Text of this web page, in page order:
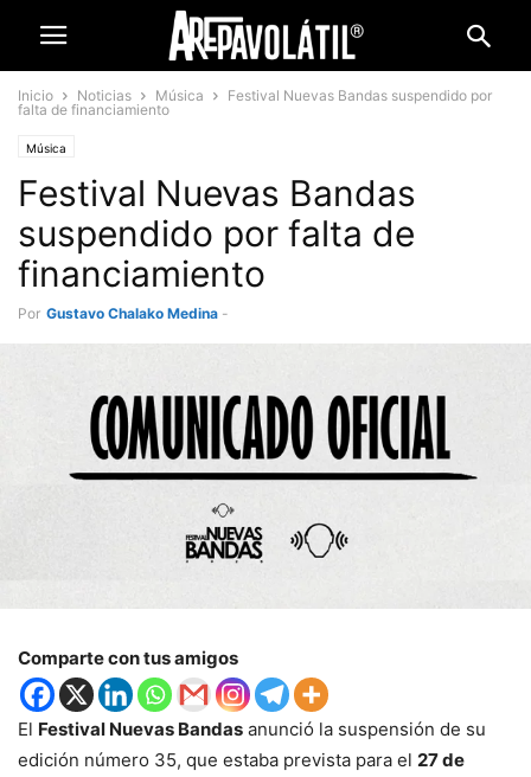
Inicio Noticias Música
Festival Nuevas Bandas suspendido por
falta de financiamiento
Música
Festival Nuevas Bandas
suspendido por falta de
financiamiento
Por Gustavo Chalako Medina -
Comparte con tus amigos
El Festival Nuevas Bandas anunció la suspensión de su
edición número 35, que estaba prevista para el 27 de